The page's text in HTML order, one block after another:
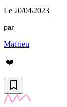
Le 20/04/2023,
par
Mathieu
❤️